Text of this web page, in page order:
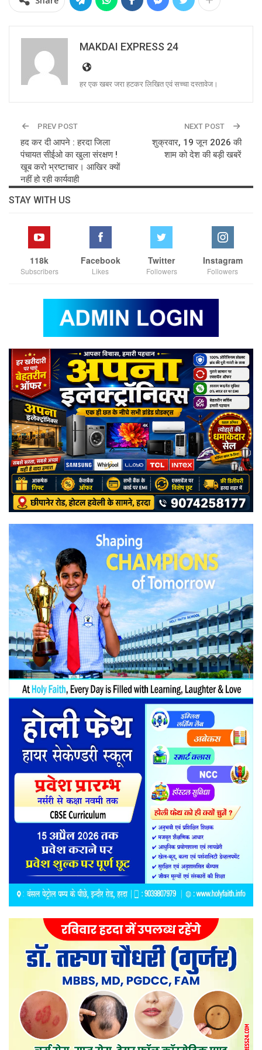
MAKDAI EXPRESS 24
हर एक खबर जरा हटकर लिखित एवं सच्चा दस्तावेज।
PREV POST
हद कर दी आपने : हरदा जिला
पंचायत सीईओ का खुला संरक्षण !
खूब करो भ्रष्टाचार। आखिर क्यों
नहीं हो रही कार्यवाही
NEXT POST
शुक्रवार, 19 जून 2026 की
शाम को देश की बड़ी खबरें
STAY WITH US
118k
Subscribers
Facebook
Likes
Twitter
Followers
Instagram
Followers